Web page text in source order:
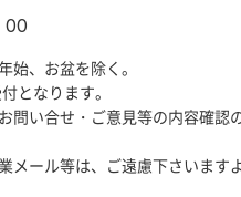
00
始、お盆を除く。
となります。
い合せ・ご意見等の内容確認
ール等は、ご遠慮下さいます